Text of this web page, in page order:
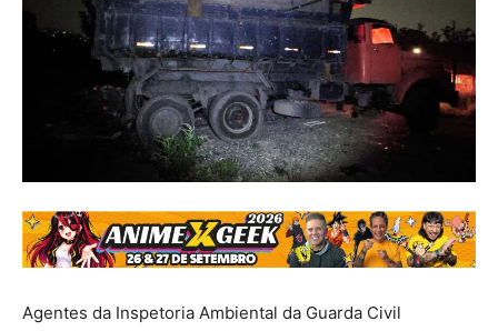
Agentes da Inspetoria Ambiental da Guarda Civil